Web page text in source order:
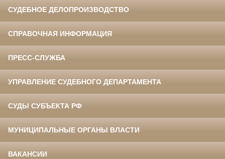
СУДЕБНОЕ ДЕЛОПРОИЗВОДСТВО
СПРАВОЧНАЯ ИНФОРМАЦИЯ
ПРЕСС-СЛУЖБА
УПРАВЛЕНИЕ СУДЕБНОГО ДЕПАРТАМЕНТА
СУДЫ СУБЪЕКТА РФ
МУНИЦИПАЛЬНЫЕ ОРГАНЫ ВЛАСТИ
ВАКАНСИИ